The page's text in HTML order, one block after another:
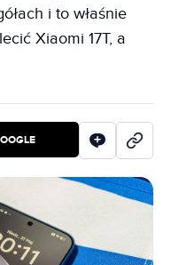
i to właśnie
Xiaomi 17T, a